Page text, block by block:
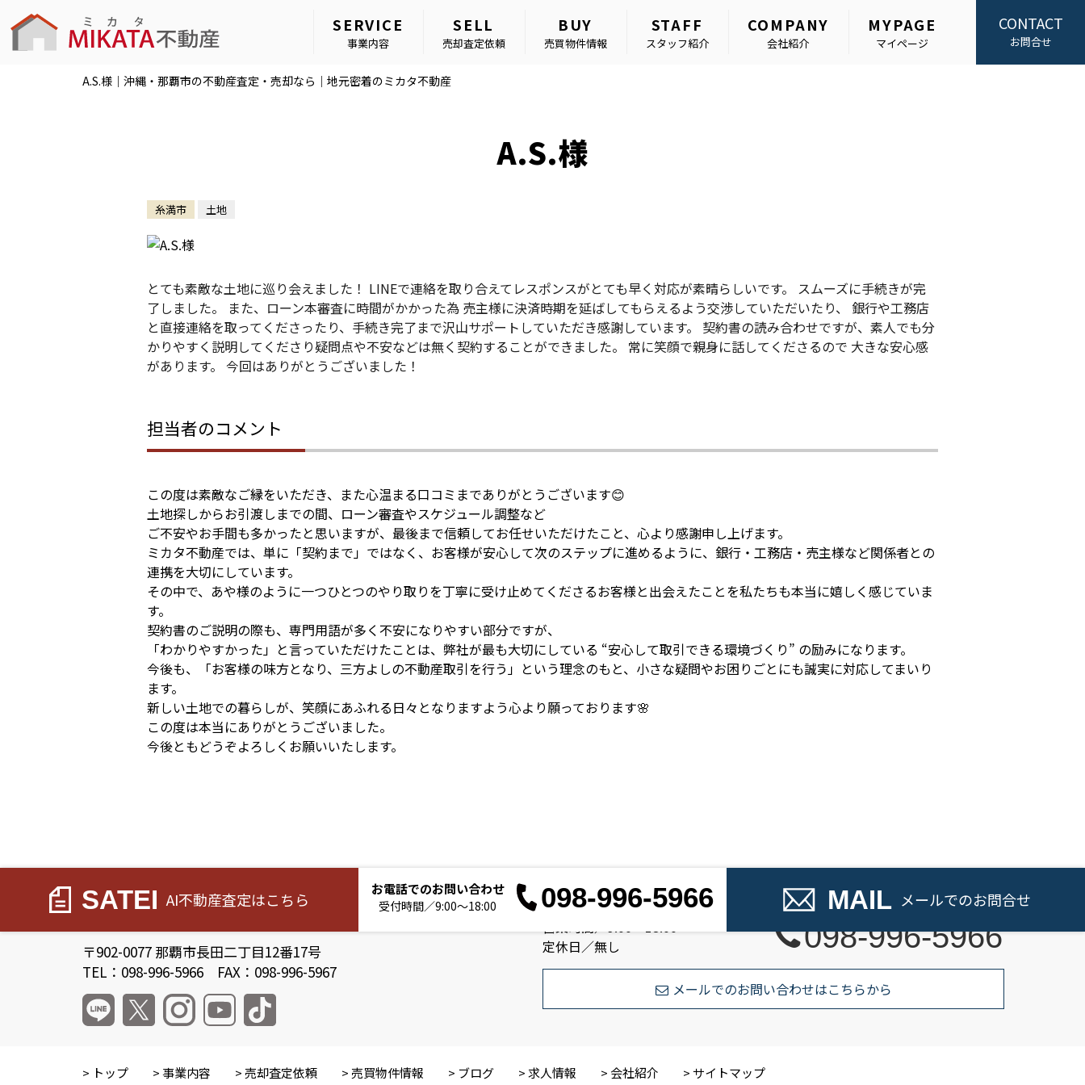
SERVICE
事業内容
SELL
売却査定依頼
BUY
売買物件情報
STAFF
スタッフ紹介
COMPANY
会社紹介
MYPAGE
マイページ
CONTACT
お問合せ
A.S.様｜沖縄・那覇市の不動産査定・売却なら｜地元密着のミカタ不動産
A.S.様
糸満市 土地
とても素敵な土地に巡り会えました！ LINEで連絡を取り合えてレスポンスがとても早く対応が素晴らしいです。 スムーズに手続きが完
了しました。 また、ローン本審査に時間がかかった為 売主様に決済時期を延ばしてもらえるよう交渉していただいたり、 銀行や工務店
と直接連絡を取ってくださったり、手続き完了まで沢山サポートしていただき感謝しています。 契約書の読み合わせですが、素人でも分
かりやすく説明してくださり疑問点や不安などは無く契約することができました。 常に笑顔で親身に話してくださるので 大きな安心感
があります。 今回はありがとうございました！
担当者のコメント
この度は素敵なご縁をいただき、また心温まる口コミまでありがとうございます😊
土地探しからお引渡しまでの間、ローン審査やスケジュール調整など
ご不安やお手間も多かったと思いますが、最後まで信頼してお任せいただけたこと、心より感謝申し上げます。
ミカタ不動産では、単に「契約まで」ではなく、お客様が安心して次のステップに進めるように、銀行・工務店・売主様など関係者との
連携を大切にしています。
その中で、あや様のように一つひとつのやり取りを丁寧に受け止めてくださるお客様と出会えたことを私たちも本当に嬉しく感じていま
す。
契約書のご説明の際も、専門用語が多く不安になりやすい部分ですが、
「わかりやすかった」と言っていただけたことは、弊社が最も大切にしている “安心して取引できる環境づくり” の励みになります。
今後も、「お客様の味方となり、三方よしの不動産取引を行う」という理念のもと、小さな疑問やお困りごとにも誠実に対応してまいり
ます。
新しい土地での暮らしが、笑顔にあふれる日々となりますよう心より願っております🌸
この度は本当にありがとうございました。
今後ともどうぞよろしくお願いいたします。
SATEI AI不動産査定はこちら
お電話でのお問い合わせ
受付時間／9:00～18:00 098-996-5966 MAIL メールでのお問合せ
〒902-0077 那覇市長田二丁目12番17号
TEL：098-996-5966 FAX：098-996-5967
お電話でのお問い合わせ
営業時間／9:00～18:00
定休日／無し
098-996-5966
メールでのお問い合わせはこちらから
トップ 事業内容 売却査定依頼 売買物件情報 ブログ 求人情報 会社紹介 サイトマップ